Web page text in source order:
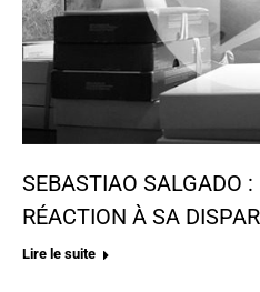
SEBASTIAO SALGADO
RÉACTION À SA
Lire le suite